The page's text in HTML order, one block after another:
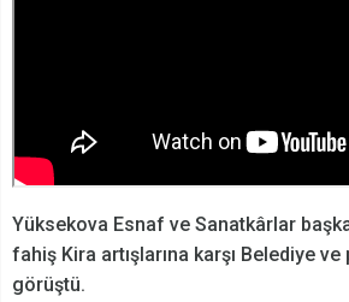
Yüksekova Esnaf ve Sanatkârlar
fahiş Kira artışlarına karşı Belediye
görüştü.